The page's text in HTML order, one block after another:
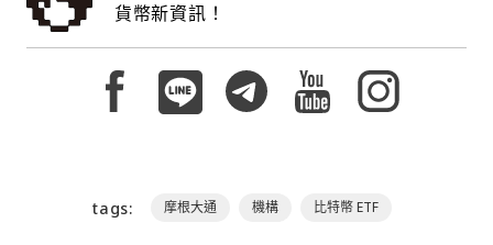
貨幣新資訊！
tags: 摩根大通 機構 比特幣 ETF